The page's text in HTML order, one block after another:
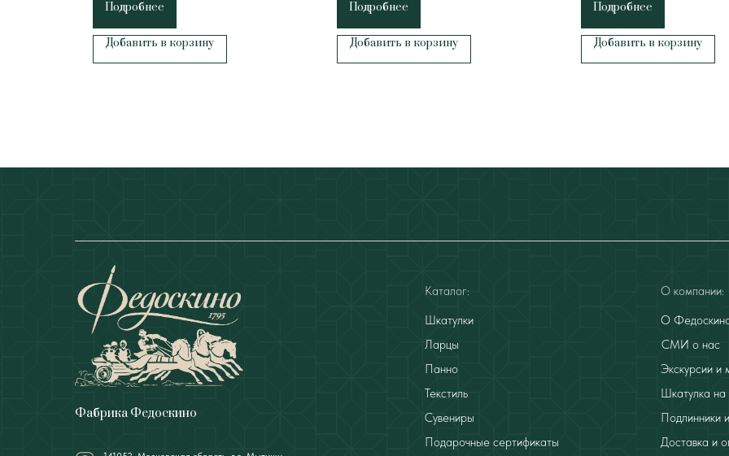
Подробнее
Добавить в корзину
Подробнее
Добавить в корзину
Подробнее
Добавить в корзину
Фабрика Федоскино
Каталог:
Шкатулки
Ларцы
Панно
Текстиль
Сувениры
Подарочные сертификаты
О компании:
О
Экскурсии и
Подлинники
Доставка и
Шкатулка на
СМИ о нас